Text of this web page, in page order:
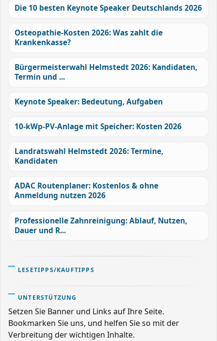
Die 10 besten Keynote Speaker Deutschlands 2026
Osteopathie-Kosten 2026: Was zahlt die
Krankenkasse?
Bürgermeisterwahl Helmstedt 2026: Kandidaten,
Termin und ...
Keynote Speaker: Bedeutung, Aufgaben
10-kWp-PV-Anlage mit Speicher: Kosten 2026
Landratswahl Helmstedt 2026: Termine,
Kandidaten
ADAC Routenplaner: Kostenlos & ohne
Anmeldung nutzen 2026
Professionelle Zahnreinigung: Ablauf, Nutzen,
Dauer und R...
LESETIPPS/KAUFTIPPS
UNTERSTÜTZUNG
Setzen Sie Banner und Links auf Ihre Seite.
Bookmarken Sie uns, und helfen Sie so mit der
Verbreitung der wichtigen Inhalte.